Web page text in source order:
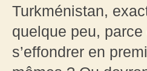
Turkménistan,
quelque peu,
s’effondrer en